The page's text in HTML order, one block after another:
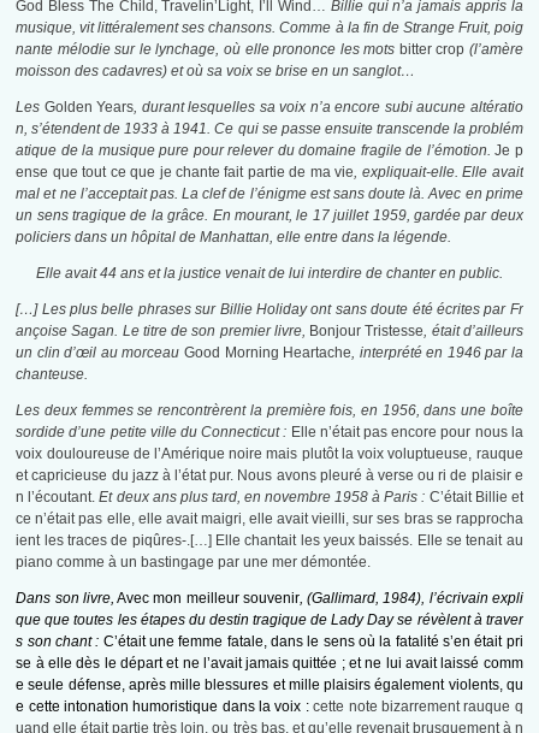
God Bless The Child, Travelin’Light, I’ll Wind… Billie qui n’a jamais appris la
musique, vit littéralement ses chansons. Comme à la fin de Strange Fruit, poig
nante mélodie sur le lynchage, où elle prononce les mots bitter crop (l’amère
moisson des cadavres) et où sa voix se brise en un sanglot…
Les Golden Years, durant lesquelles sa voix n’a encore subi aucune altératio
n, s’étendent de 1933 à 1941. Ce qui se passe ensuite transcende la problém
atique de la musique pure pour relever du domaine fragile de l’émotion.Je p
ense que tout ce que je chante fait partie de ma vie, expliquait-elle. Elle avait
mal et ne l’acceptait pas. La clef de l’énigme est sans doute là. Avec en prime
un sens tragique de la grâce. En mourant, le 17 juillet 1959, gardée par deux
policiers dans un hôpital de Manhattan, elle entre dans la légende.
Elle avait 44 ans et la justice venait de lui interdire de chanter en public.
[…] Les plus belle phrases sur Billie Holiday ont sans doute été écrites par Fr
ançoise Sagan. Le titre de son premier livre, Bonjour Tristesse, était d’ailleurs
un clin d’œil au morceau Good Morning Heartache, interprété en 1946 par la
chanteuse.
Les deux femmes se rencontrèrent la première fois, en 1956, dans une boîte
sordide d’une petite ville du Connecticut : Elle n’était pas encore pour nous la
voix douloureuse de l’Amérique noire mais plutôt la voix voluptueuse, rauque
et capricieuse du jazz à l’état pur. Nous avons pleuré à verse ou ri de plaisir e
n l’écoutant.Et deux ans plus tard, en novembre 1958 à Paris : C’était Billie et
ce n’était pas elle, elle avait maigri, elle avait vieilli, sur ses bras se rapprocha
ient les traces de piqûres-.[…] Elle chantait les yeux baissés. Elle se tenait au
piano comme à un bastingage par une mer démontée.
Dans son livre, Avec mon meilleur souvenir, (Gallimard, 1984), l’écrivain expli
que que toutes les étapes du destin tragique de Lady Day se révèlent à traver
s son chant : C’était une femme fatale, dans le sens où la fatalité s’en était pri
se à elle dès le départ et ne l’avait jamais quittée ; et ne lui avait laissé comm
e seule défense, après mille blessures et mille plaisirs également violents, qu
e cette intonation humoristique dans la voix :cette note bizarrement rauque q
uand elle était partie très loin, ou très bas, et qu’elle revenait brusquement à n